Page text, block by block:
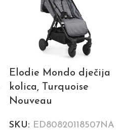
Elodie Mondo dječija
kolica, Turquoise
Nouveau
SKU: ED80820118507NA